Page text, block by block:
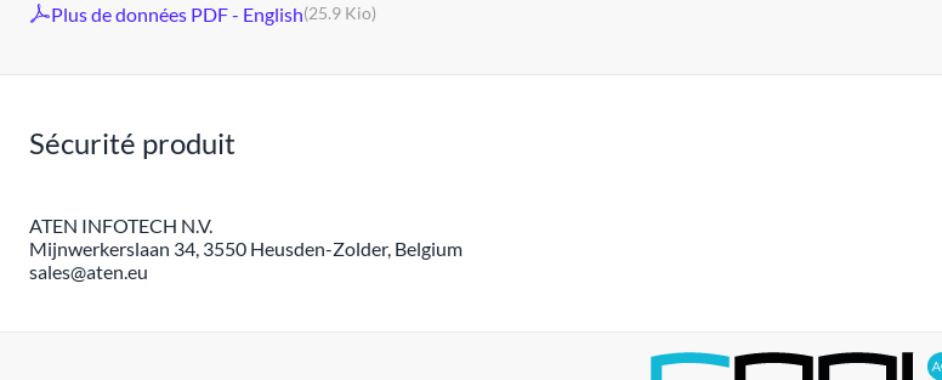
Plus de données PDF - English(25.9 Kio)
Sécurité produit
ATEN INFOTECH N.V.
Mijnwerkerslaan 34, 3550 Heusden-Zolder, Belgium
sales@aten.eu